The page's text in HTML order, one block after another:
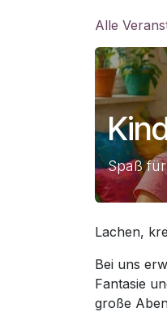
Alle
Spaß
Lachen,
Bei uns
Fantasie
große